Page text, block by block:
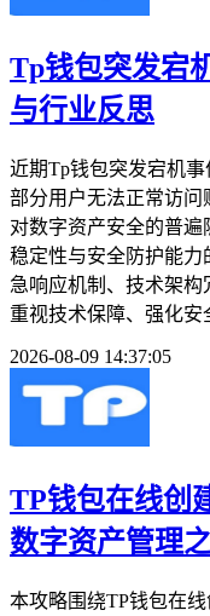
Tp钱包突发宕
与行业反思
近期Tp钱包突发宕机
部分用户无法正常访问
对数字资产安全的普
稳定性与安全防护能
急响应机制、技术架
重视技术保障、强化安
2026-08-09 14:37:05
TP钱包在线创
数字资产管理
本攻略围绕TP钱包在